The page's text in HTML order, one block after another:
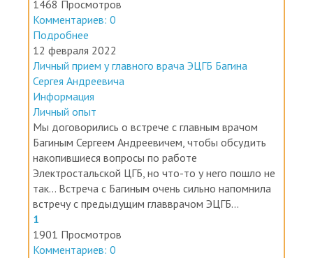
Комментариев: 0
Подробнее
12 февраля 2022
Личный прием у главного врача ЭЦГБ Багина
Сергея Андреевича
Информация
Личный опыт
Мы договорились о встрече с главным врачом
Багиным Сергеем Андреевичем, чтобы обсудить
накопившиеся вопросы по работе
Электростальской ЦГБ, но что-то у него пошло не
так... Встреча с Багиным очень сильно напомнила
встречу с предыдущим главврачом ЭЦГБ...
1
1901 Просмотров
Комментариев: 0
Подробнее